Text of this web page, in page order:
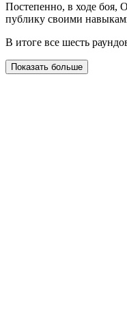
Постепенно, в ходе боя,
публику своими
В итоге все шесть
Показать больше